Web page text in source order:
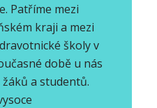
Patříme mezi
kraji a mezi
školy v
době u nás
a studentů.